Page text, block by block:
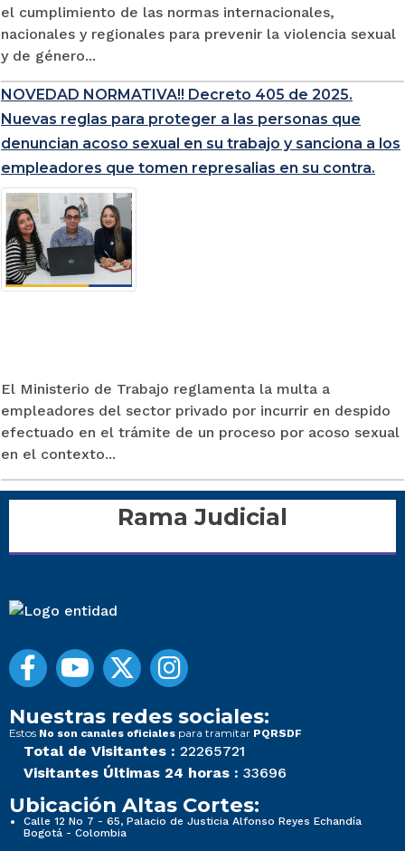
el cumplimiento de las normas internacionales,
nacionales y regionales para prevenir la violencia sexual
y de género...
NOVEDAD NORMATIVA!! Decreto 405 de 2025.
Nuevas reglas para proteger a las personas que
denuncian acoso sexual en su trabajo y sanciona a los
empleadores que tomen represalias en su contra.
El Ministerio de Trabajo reglamenta la multa a
empleadores del sector privado por incurrir en despido
efectuado en el trámite de un proceso por acoso sexual
en el contexto...
Rama Judicial
Nuestras redes sociales:
Estos No son canales oficiales para tramitar PQRSDF
Total de Visitantes : 22265721
Visitantes Últimas 24 horas : 33696
Ubicación Altas Cortes:
Calle 12 No 7 - 65, Palacio de Justicia Alfonso Reyes Echandía
Bogotá - Colombia